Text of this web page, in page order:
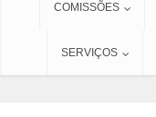
COMISSÕES
SERVIÇOS